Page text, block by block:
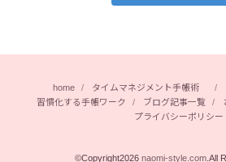
home タイムマネジメント手帳術
習慣化する手帳ワーク
ブログ記事一覧
プライバシーポリシー
©Copyright2026 naomi-style.com.All